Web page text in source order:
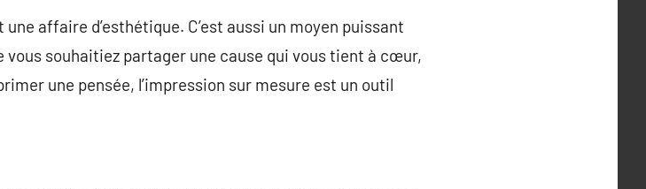
affaire d’esthétique. C’est aussi un moyen puissant
vous souhaitiez partager une cause qui vous tient à cœur,
une pensée, l’impression sur mesure est un outil